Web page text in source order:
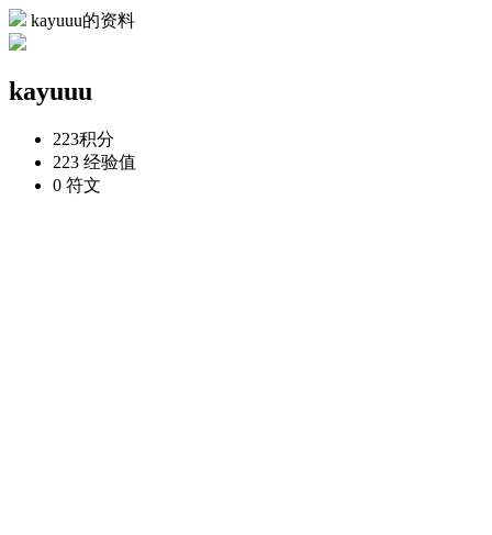
kayuuu的资料
kayuuu
223积分
223 经验值
0 符文